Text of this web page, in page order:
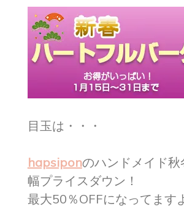
目玉は・・・
hapsiponのハンドメイド秋
幅プライスダウン！
最大50％OFFになってます